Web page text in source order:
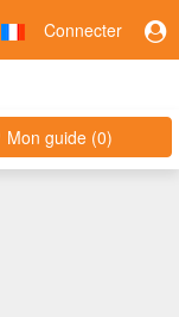
Connecter
Mon guide (0)